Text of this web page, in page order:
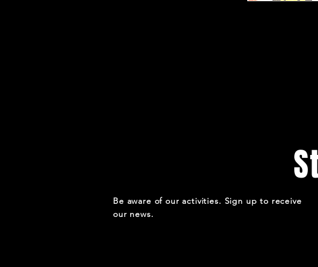
Be aware of our activities. Sign up to receive
our news.